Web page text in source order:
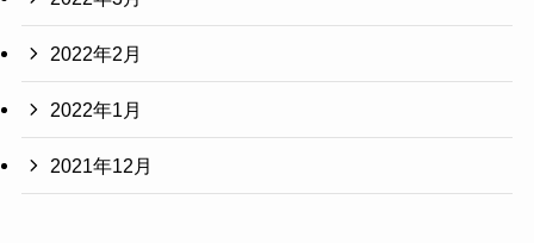
2022年2月
2022年1月
2021年12月